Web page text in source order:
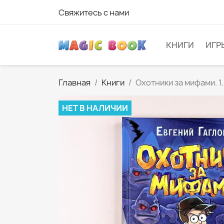
Свяжитесь с нами
КНИГИ
Главная Книги Охотники за мифами.
НЕТ В НАЛИЧИИ